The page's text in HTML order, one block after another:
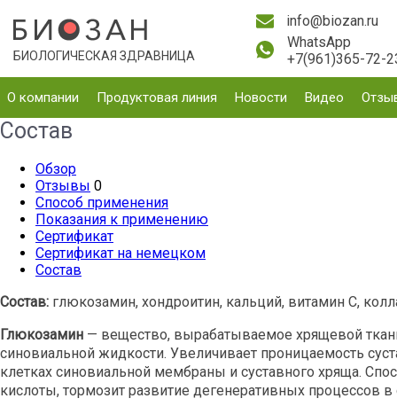
БИОЛОГИЧЕСКАЯ ЗДРАВНИЦА
info@biozan.ru
WhatsApp
+7(961)365-72-
О компании Продуктовая линия Новости Видео
Состав
Обзор
Отзывы 0
Способ применения
Показания к применению
Сертификат
Сертификат на немецком
Состав
Состав: глюкозамин, хондроитин, кальций, витамин С,
Глюкозамин — вещество, вырабатываемое хрящевой
синовиальной жидкости. Увеличивает проницаемость
клетках синовиальной мембраны и суставного хряща.
кислоты, тормозит развитие дегенеративных процессов